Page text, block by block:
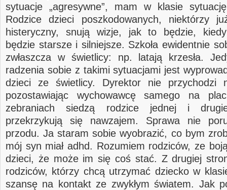
sytuacje „agresywne”, mam w klasie
Rodzice dzieci poszkodowanych, niektórzy
histeryczny, snują wizje, jak to będzie,
będzie starsze i silniejsze. Szkoła ewidentnie
zwłaszcza w świetlicy: np. latają krzesła.
radzenia sobie z takimi sytuacjami jest
dzieci ze świetlicy. Dyrektor nie przychodzi
pozostawiając wychowawcę samego na
zebraniach siedzą rodzice jednej i
przekrzykują się nawzajem. Sprawa nie
przodu. Ja staram sobie wyobrazić, co bym
mój syn miał adhd. Rozumiem rodziców, ze
dzieci, że może im się coś stać. Z drugiej
rodziców, którzy chcą utrzymać dziecko w
szansę na kontakt ze zwykłym światem. Jak